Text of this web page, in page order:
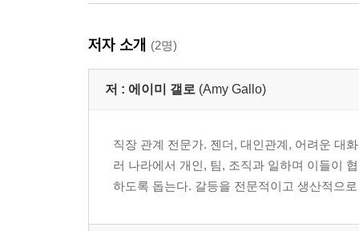
저자 소개 (2명)
저 : 에이미 갤로 (Amy Gallo)
직장 관계 전문가. 젠더, 대인관계, 어려운 대
러 나라에서 개인, 팀, 조직과 일하며 이들이
하도록 돕는다. 갈등을 전문적이고 생산적으